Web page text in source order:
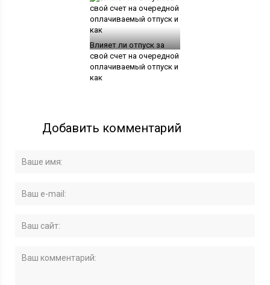
Влияет ли отпуск за
свой счет на очередной
оплачиваемый отпуск и
как
Добавить комментарий